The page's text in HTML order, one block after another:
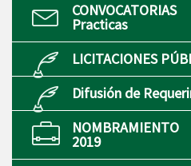
CONVOCATORIAS
Practicas
LICITACIONES
Difusión de
NOMBRAMIENTO
2019